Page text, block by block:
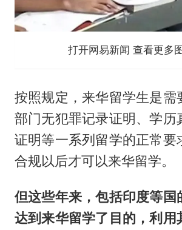
打开网易新闻 查看更多
按照规定，来华留学生是需
部门无犯罪记录证明、学历
证明等一系列留学的正常要
合规以后才可以来华留学。
但这些年来，包括印度等国
达到来华留学了 目的，利用